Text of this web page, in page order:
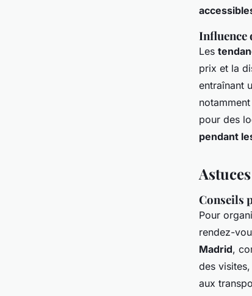
Influence
Les
prix et la
entraînant
pour des
pendant
Conseils
Pour
rendez-
Madrid,
des
aux